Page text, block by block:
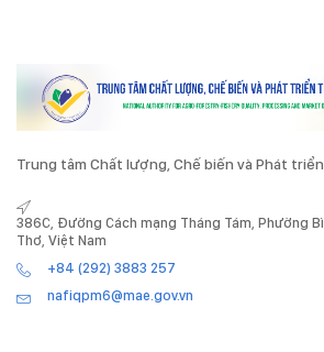
Trung tâm Chất lượng, Chế biến và Phát
386C, Đường Cách mạng Tháng Tám, Phường
Thơ, Việt Nam
+84 (292) 3883 257
nafiqpm6@mae.gov.vn